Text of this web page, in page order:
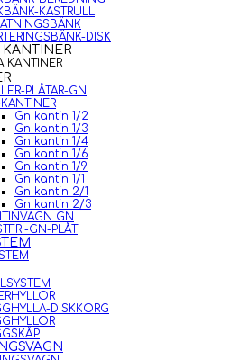
KASTRULL
DISK
KANTINER
PLÅTAR-GN
Gn kantin 1/2
Gn kantin 1/3
Gn kantin 1/4
Gn kantin 1/6
Gn kantin 1/9
Gn kantin 1/1
Gn kantin 2/1
Gn kantin 2/3
GN
GN-PLÅT
DISKKORG